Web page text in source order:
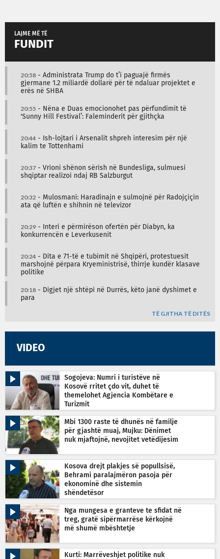
LAJME MË TË
FUNDIT
20:58 - Administrata Trump do t’i paguajë firmës
gjermane 1.2 miliardë dollarë për të ndaluar projektet e
erës në SHBA
20:55 - Nëna e Duas emocionohet pas përfundimit të
‘Sunny Hill Festival’: Faleminderit për gjithçka
20:44 - Ish-lojtari i Arsenalit shpreh interesim për një
kalim te Tottenhami
20:37 - Vrioni shënon sërish në Bundesliga, sulmuesi
shqiptar realizoi ndaj RB Salzburgut
20:32 - Mulosmani: Haradinajn e sulmojnë për Radojçiçin
ata që luftën e shihnin në televizor
20:29 - Interi e përmirëson ofertën për Diabyn, ka
konkurrencën e Leverkusenit
20:24 - Dita e 71-të e tubimit në Shqipëri, protestuesit
marshojnë përpara Kryeministrisë, thirrje kundër klasave
politike
20:18 - Digjet një shtëpi në Durrës, këto janë dyshimet e
para
TË GJITHA TË DITËS
VIDEO
Sogojeva: Numri i turistëve në
Kosovë rritet çdo vit, duhet të
themelohet Agjencia Kombëtare e
Turizmit
Mbi 1300 raste të dhunës në familje
për gjashtë muaj, Mujku: Dënimet
nuk mjaftojnë, nevojitet vetëdijesim
Kosova drejt plakjes së popullsisë,
Behrami paralajmëron pasoja për
ekonominë dhe sistemin
shëndetësor
Nga mungesa e granteve te sfidat në
treg, gratë sipërmarrëse kërkojnë
më shumë mbështetje
Kurti: Marrëveshjet politike nuk